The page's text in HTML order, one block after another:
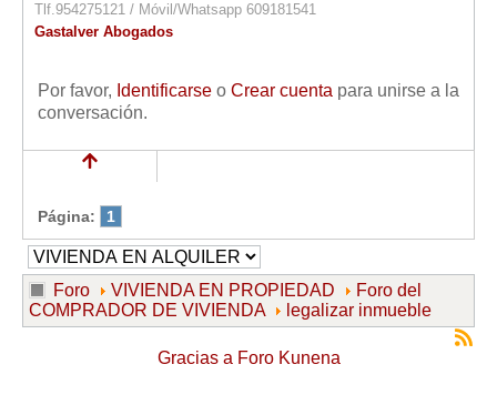
Tlf.954275121 / Móvil/Whatsapp 609181541
Gastalver Abogados
Por favor, Identificarse o Crear cuenta para unirse a la
conversación.
Página: 1
Foro VIVIENDA EN PROPIEDAD
Foro del
COMPRADOR DE VIVIENDA
legalizar inmueble
Gracias a Foro Kunena